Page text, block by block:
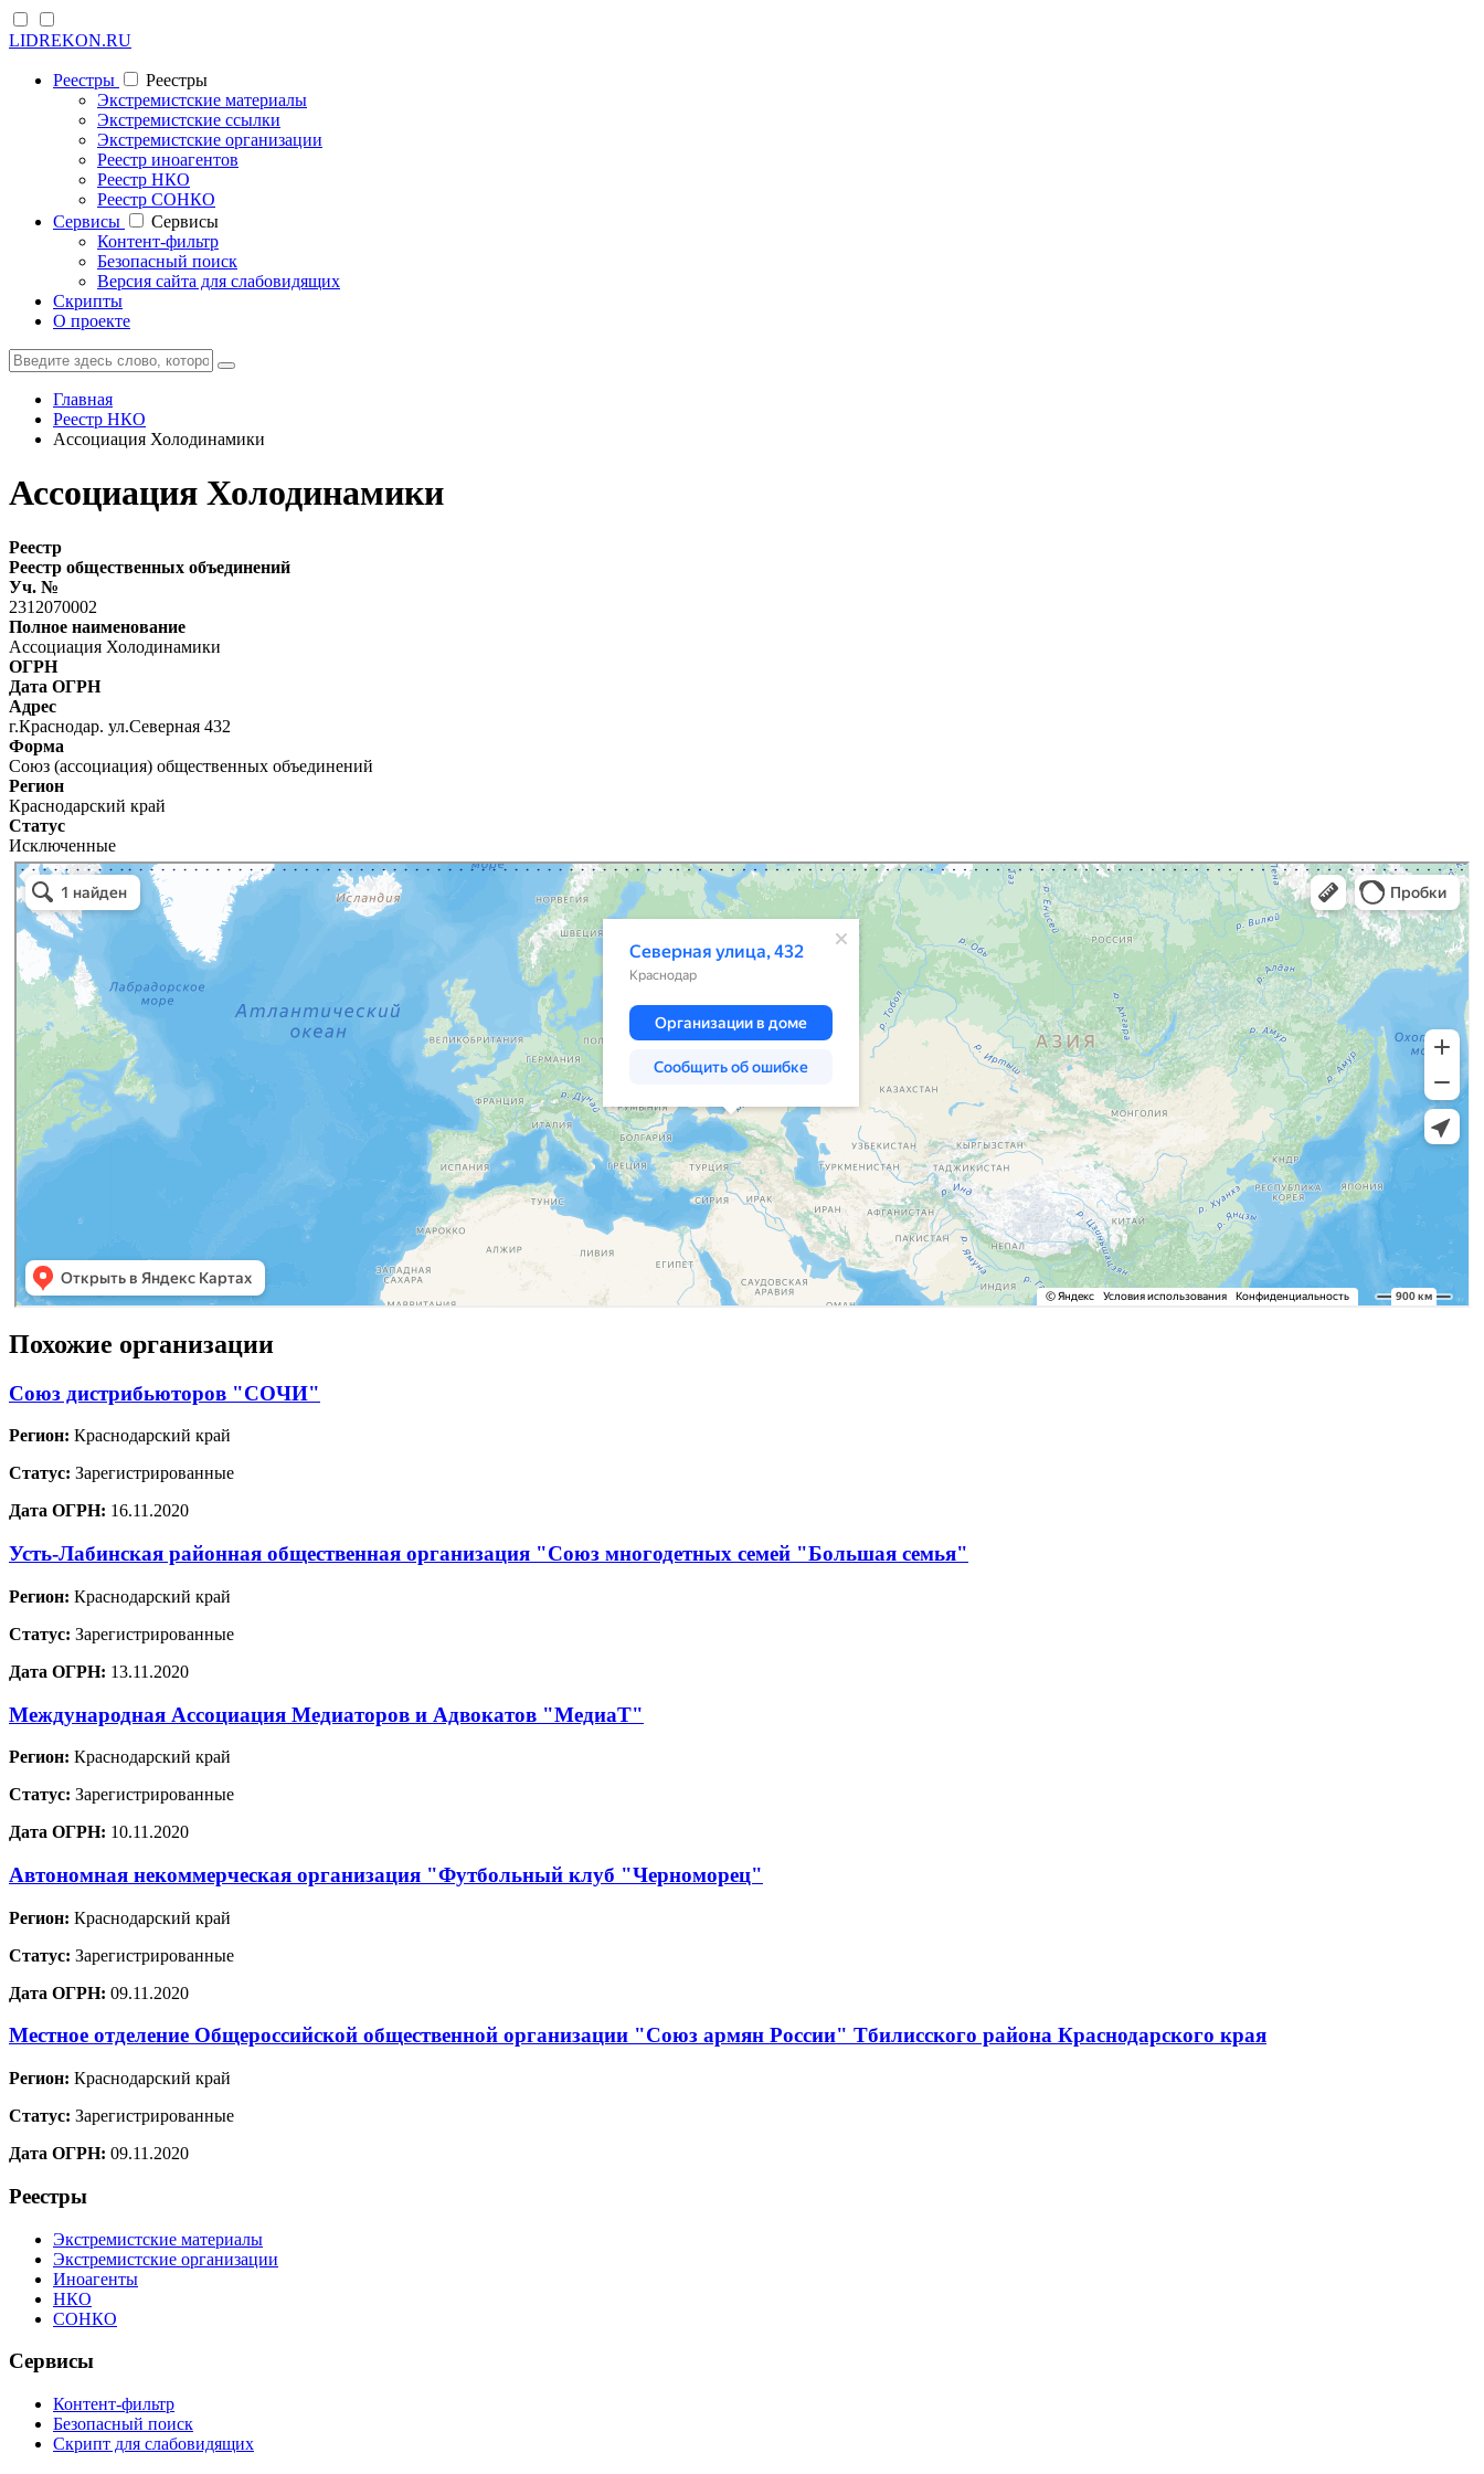
LIDREKON.RU
Реестры
Реестры
Экстремистские материалы
Экстремистские ссылки
Экстремистские организации
Реестр иноагентов
Реестр НКО
Реестр СОНКО
Cервисы
Cервисы
Контент-фильтр
Безопасный поиск
Версия сайта для слабовидящих
Скрипты
О проекте
Главная
Реестр НКО
Ассоциация Холодинамики
Ассоциация Холодинамики
Реестр
Реестр общественных объединений
Уч. №
2312070002
Полное наименование
Ассоциация Холодинамики
ОГРН
Дата ОГРН
Адрес
г.Краснодар. ул.Северная 432
Форма
Союз (ассоциация) общественных объединений
Регион
Краснодарский край
Статус
Исключенные
Похожие организации
Союз дистрибьюторов "СОЧИ"
Регион: Краснодарский край
Статус: Зарегистрированные
Дата ОГРН: 16.11.2020
Усть-Лабинская районная общественная организация "Союз многодетных семей "Большая семья"
Регион: Краснодарский край
Статус: Зарегистрированные
Дата ОГРН: 13.11.2020
Международная Ассоциация Медиаторов и Адвокатов "МедиаТ"
Регион: Краснодарский край
Статус: Зарегистрированные
Дата ОГРН: 10.11.2020
Автономная некоммерческая организация "Футбольный клуб "Черноморец"
Регион: Краснодарский край
Статус: Зарегистрированные
Дата ОГРН: 09.11.2020
Местное отделение Общероссийской общественной организации "Союз армян России" Тбилисского района Краснодарского края
Регион: Краснодарский край
Статус: Зарегистрированные
Дата ОГРН: 09.11.2020
Реестры
Экстремистские материалы
Экстремистские организации
Иноагенты
НКО
СОНКО
Сервисы
Контент-фильтр
Безопасный поиск
Скрипт для слабовидящих